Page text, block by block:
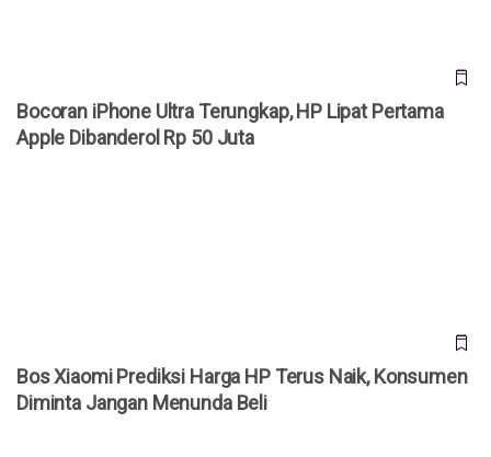
Bocoran iPhone Ultra Terungkap, HP Lipat Pertama
Apple Dibanderol Rp 50 Juta
Bos Xiaomi Prediksi Harga HP Terus Naik, Konsumen
Diminta Jangan Menunda Beli